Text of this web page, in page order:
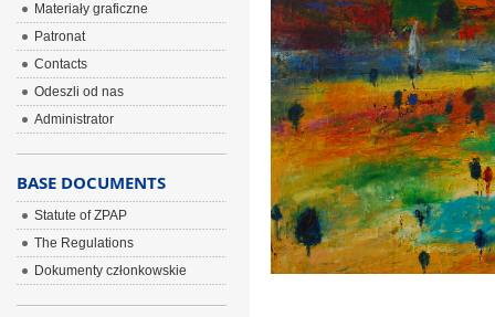
Materiały graficzne
Patronat
Contacts
Odeszli od nas
Administrator
BASE DOCUMENTS
Statute of ZPAP
The Regulations
Dokumenty członkowskie